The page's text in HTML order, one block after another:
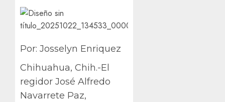
Por: Josselyn Enriquez
Chihuahua, Chih.-El
regidor José Alfredo
Navarrete Paz,